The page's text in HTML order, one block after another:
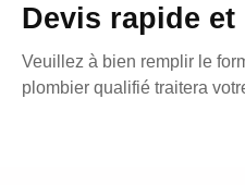
Devis rapide
Veuillez à bien remplir le
plombier qualifié traitera